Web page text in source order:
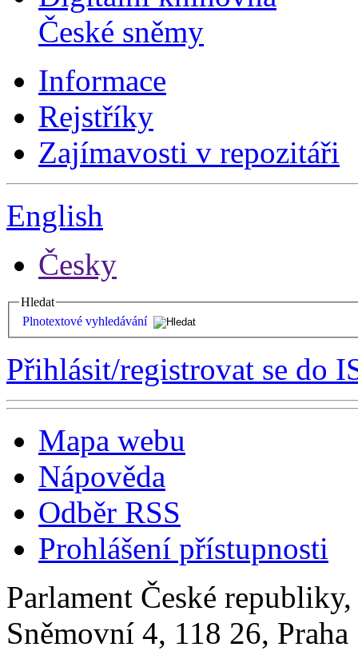
České sněmy
Informace
Rejstříky
Zajímavosti v repozitáři
English
Česky
Hledat
Plnotextové vyhledávání
Přihlásit/registrovat se do
Mapa webu
Nápověda
Odběr RSS
Prohlášení přístupnosti
Parlament České
Sněmovní 4, 118 26,